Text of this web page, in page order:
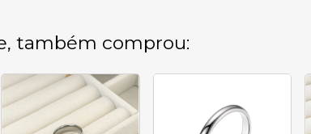
também comprou: